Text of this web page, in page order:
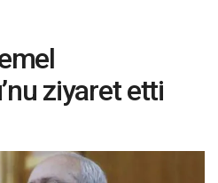
ziyaret etti